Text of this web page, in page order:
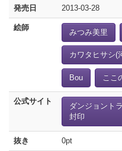
発売日 2013-03-28
絵師
みつみ美里
カワタヒサシ(
Bou ここ
公式サイト
ダンジョント
封印
抜き 0pt